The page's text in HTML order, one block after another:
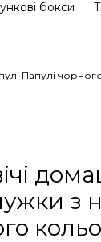
бокси
Папулі
з